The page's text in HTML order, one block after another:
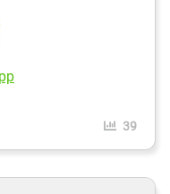
39